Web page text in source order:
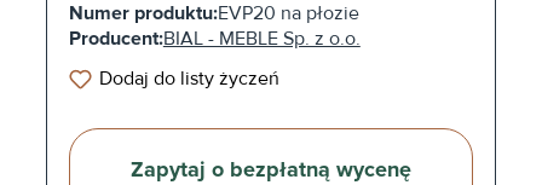
Numer produktu:EVP20 na płozie
Producent:BIAL - MEBLE Sp. z o.o.
Dodaj do listy życzeń
Zapytaj o bezpłatną wycenę